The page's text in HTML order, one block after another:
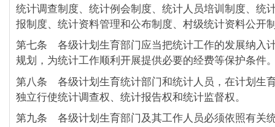
统计调查制度、统计例会制度、统计人员培训制度、统
报制度、统计资料管理和公布制度、村级统计资料公开
第七条 各级计划生育部门应当把统计工作的发展纳入
规划，为统计工作顺利开展提供必要的经费等保护条件
第八条 各级计划生育统计部门和统计人员，在计划生
独立行使统计调查权、统计报告权和统计监督权。
第九条 各级计划生育部门及其工作人员必须依照有关